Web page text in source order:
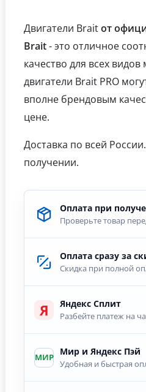
Двигатели Braitот
Brait- это отличное
качество для всех
двигатели Brait PRO
вполне брендовым
цене.
Доставка по всей
получении.
Оплата при
Проверьте товар
Оплата сразу за
Скидка при полной
Я Яндекс Сплит
Разбейте платеж на
МИР
Мир и Яндекс Пэй
Удобная и быстрая